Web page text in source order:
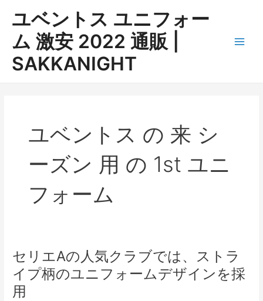
ユベントス ユニフォー
ム 激安 2022 通販 |
SAKKANIGHT
ユベントス の 来 シ
ーズン 用 の 1st ユニ
フォーム
セリエAの人気クラブでは、ストラ
イプ柄のユニフォームデザインを採
用